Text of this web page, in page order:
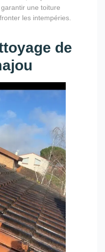
une toiture
les intempéries.
de